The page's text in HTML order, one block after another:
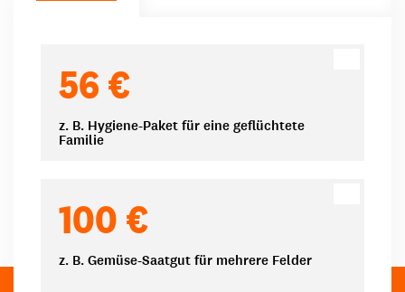
56 €
z. B. Hygiene-Paket für eine geflüchtete
Familie
100 €
z. B. Gemüse-Saatgut für mehrere Felder